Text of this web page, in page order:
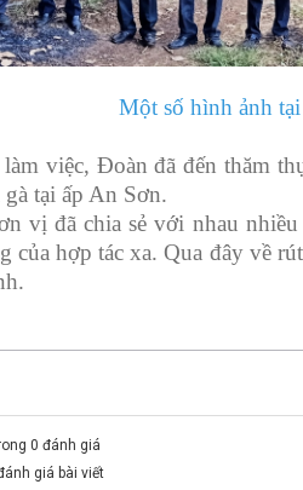
Một số hình ảnh
việc, Đoàn đã đến thăm
tại ấp An Sơn.
vị đã chia sẻ với nhau
của hợp tác xa. Qua đây về
0 đánh giá
giá bài viết